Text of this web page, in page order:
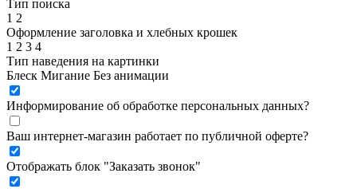
Тип поиска
1 2
Оформление заголовка и хлебных крошек
1 2 3 4
Тип наведения на картинки
Блеск Мигание Без анимации
Информирование об обработке персональных данных?
Ваш интернет-магазин работает по публичной оферте?
Отображать блок "Заказать звонок"